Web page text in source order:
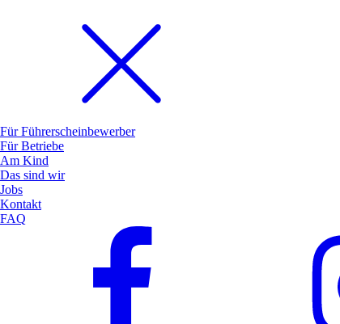
Für Führerscheinbewerber
Für Betriebe
Am Kind
Das sind wir
Jobs
Kontakt
FAQ